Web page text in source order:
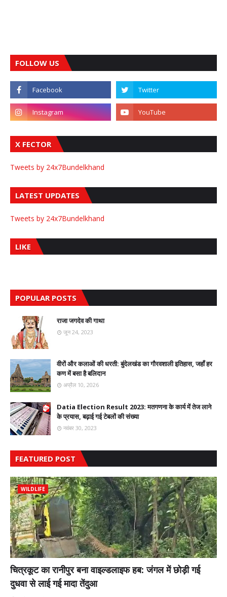
FOLLOW US
X FECTOR
Tweets by 24x7Bundelkhand
LATEST UPDATES
Tweets by 24x7Bundelkhand
LIKE
POPULAR POSTS
राजा जगदेव की गाथा
जून 24, 2023
वीरों और कलाओं की धरती: बुंदेलखंड का गौरवशाली इतिहास, जहाँ हर
कण में बसा है बलिदान
अप्रैल 10, 2026
Datia Election Result 2023: मतगणना के कार्य में तेज लाने
के प्रयास, बढ़ाई गई टेबलों की संख्या
नवंबर 30, 2023
FEATURED POST
WILDLIFE
चित्रकूट का रानीपुर बना वाइल्डलाइफ हब: जंगल में छोड़ी गई
दुधवा से लाई गई मादा तेंदुआ